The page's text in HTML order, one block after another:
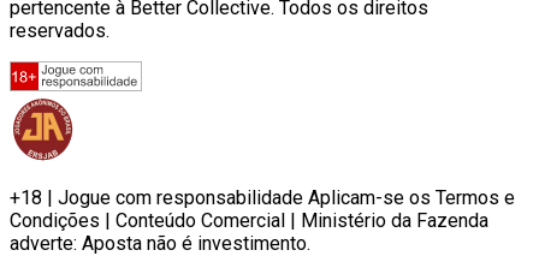
pertencente à Better Collective. Todos os direitos
reservados.
+18 | Jogue com responsabilidade Aplicam-se os Termos e
Condições | Conteúdo Comercial | Ministério da Fazenda
adverte: Aposta não é investimento.